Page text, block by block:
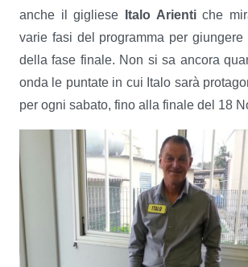
anche il gigliese
Italo Arientiche
varie fasi del programma per giungere
della fase finale. Non si sa ancora
onda le puntate in cui Italo sarà
per ogni sabato, fino alla finale del 18